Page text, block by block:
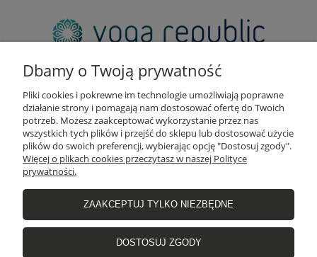
email:
sklep@yogarepublic.pl
telefon:
+48 790 805 853
INFO
WIĘCEJ O NAS
Dbamy o Twoją prywatność
Pliki cookies i pokrewne im technologie umożliwiają poprawne
działanie strony i pomagają nam dostosować ofertę do Twoich
potrzeb. Możesz zaakceptować wykorzystanie przez nas
wszystkich tych plików i przejść do sklepu lub dostosować użycie
plików do swoich preferencji, wybierając opcję "Dostosuj zgody".
Więcej o plikach cookies przeczytasz w naszej Polityce
prywatności.
ZAAKCEPTUJ TYLKO NIEZBĘDNE
DOSTOSUJ ZGODY